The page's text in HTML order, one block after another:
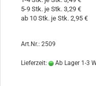
5-9 Stk. je Stk. 3,29 €
ab 10 Stk. je Stk. 2,95 €
Art.Nr.: 2509
Lieferzeit: Ab Lager 1-3